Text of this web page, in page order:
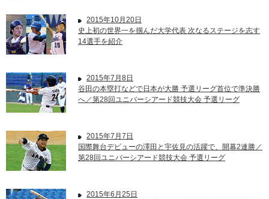
2015年10月20日
史上初の世界一を掴んだ大学代表 次なるステージを志す
14選手を紹介
2015年7月8日
谷田の本塁打などで日本が大勝 予選リーグ首位で準決勝
へ／第28回ユニバーシアード競技大会 予選リーグ
2015年7月7日
国際舞台デビューの澤田と宇佐見の活躍で、開幕2連勝／
第28回ユニバーシアード競技大会 予選リーグ
2015年6月25日